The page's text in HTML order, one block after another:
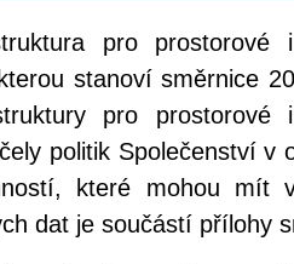
pro prostorové
stanoví směrnice
pro prostorové
politik Společenství v
které mohou mít
dat je součástí přílohy